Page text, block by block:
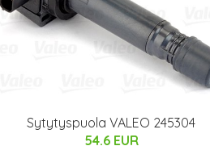
Sytytyspuola VALEO 245304
54.6 EUR